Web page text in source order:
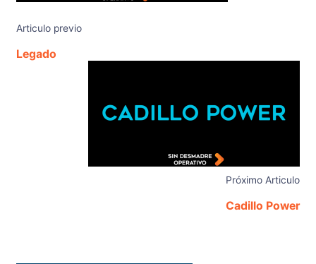
Articulo previo
Legado
Próximo Articulo
Cadillo Power